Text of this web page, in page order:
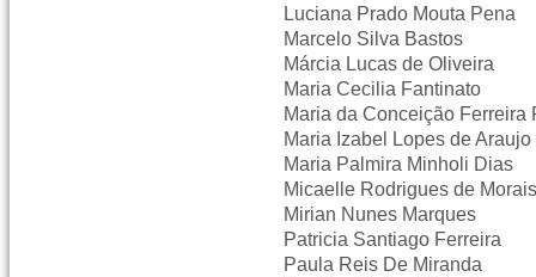
Luciana Prado Mouta Pena
Marcelo Silva Bastos
Márcia Lucas de Oliveira
Maria Cecilia Fantinato
Maria da Conceição Ferreira
Maria Izabel Lopes de Araujo
Maria Palmira Minholi Dias
Micaelle Rodrigues de
Mirian Nunes Marques
Patricia Santiago Ferreira
Paula Reis De Miranda